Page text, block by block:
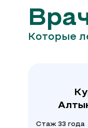
Которые
Стаж 33 года